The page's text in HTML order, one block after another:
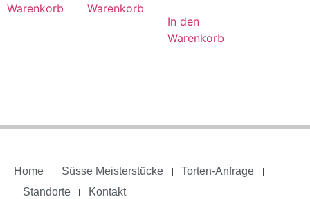
Warenkorb
Warenkorb
In den
Warenkorb
Home Süsse Meisterstücke
Torten-Anfrage
Standorte
Kontakt